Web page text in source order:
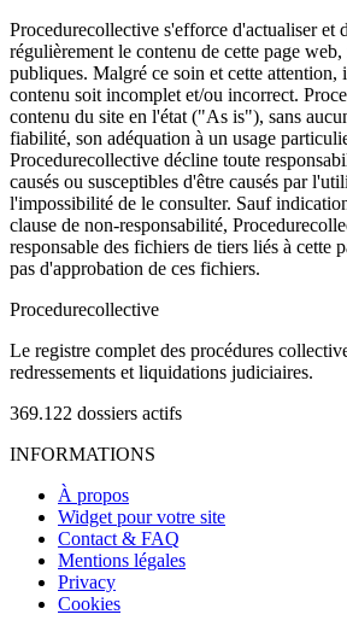
Procedurecollective s'efforce d'actualiser et
régulièrement le contenu de cette page web,
publiques. Malgré ce soin et cette attention,
contenu soit incomplet et/ou incorrect.
contenu du site en l'état ("As is"), sans
fiabilité, son adéquation à un usage
Procedurecollective décline toute
causés ou susceptibles d'être causés par
l'impossibilité de le consulter. Sauf
clause de non-responsabilité,
responsable des fichiers de tiers liés à cette
pas d'approbation de ces fichiers.
Procedurecollective
Le registre complet des procédures
redressements et liquidations judiciaires.
369.122 dossiers actifs
INFORMATIONS
À propos
Widget pour votre site
Contact & FAQ
Mentions légales
Privacy
Cookies